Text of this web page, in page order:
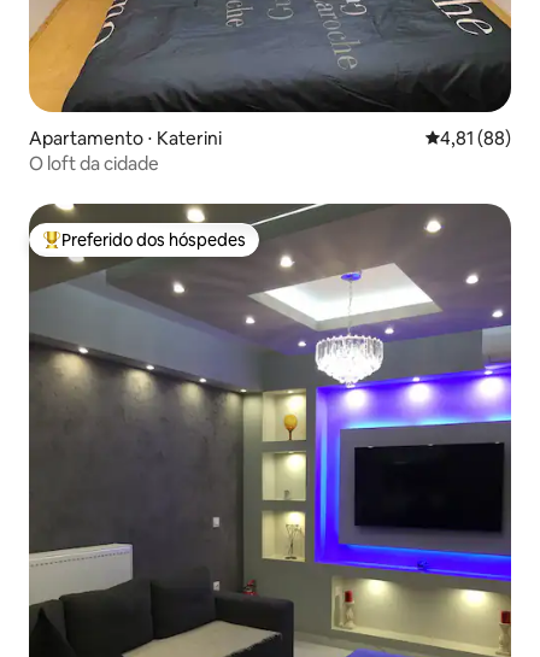
Apartamento ⋅ Katerini 4,81 de uma
4,81 (88)
O loft da cidade
Entre os melhores preferidos dos hóspedes
Preferido dos hóspedes